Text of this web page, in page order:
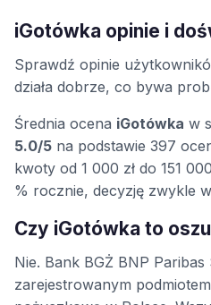
iGotówka opinie i
Sprawdź opinie
działa dobrze, co bywa
Średnia ocena iGotówka w
5.0/5 na podstawie 397
kwoty od 1 000 zł do 151
% rocznie, decyzję zwykle
Czy iGotówka to
Nie. Bank BGŻ BNP Paribas
zarejestrowanym